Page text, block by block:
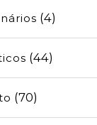
(4)
(44)
(70)